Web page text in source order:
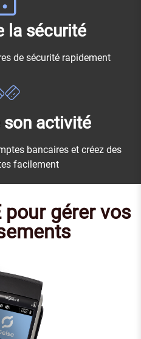
la sécurité
de sécurité rapidement
son activité
bancaires et créez des
facilement
pour gérer vos